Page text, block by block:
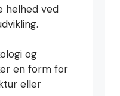
helhed ved
og
en form for
eller